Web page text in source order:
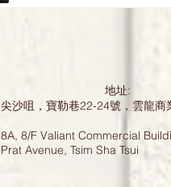
地址:
尖沙咀，寶勒巷22-24號，雲龍
8A, 8/F Valiant Commercial
Prat Avenue, Tsim Sha Tsui